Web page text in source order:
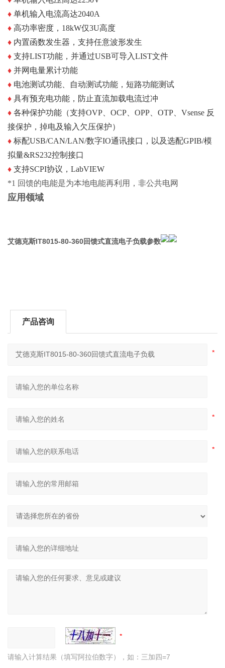
♦ 单机输入电流高达2040A
♦ 高功率密度，18kW仅3U高度
♦ 内置函数发生器，支持任意波形发生
♦ 支持LIST功能，并通过USB可导入LIST文件
♦ 并网电量累计功能
♦ 电池测试功能、自动测试功能，短路功能测试
♦具有预充电功能，防止直流加载电流过冲
♦各种保护功能（支持OVP、OCP、OPP、OTP、Vsense 反
接保护，掉电及输入欠压保护）
♦标配USB/CAN/LAN/数字IO通讯接口，以及选配GPIB/模
拟量&RS232控制接口
♦支持SCPI协议，LabVIEW
*1 回馈的电能是为本地电能再利用，非公共电网
应用领域
艾德克斯IT8015-80-360回馈式直流电子负载参数
产品咨询
请输入计算结果（填写阿拉伯数字），如：三加四=7